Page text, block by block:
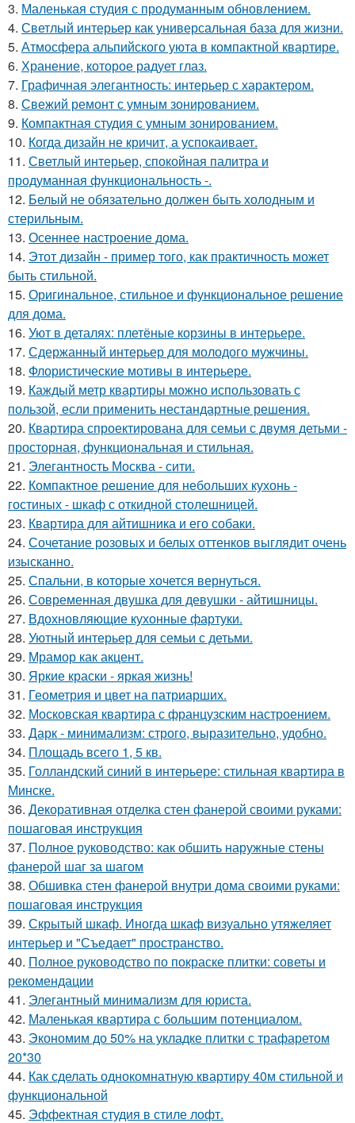
3. Маленькая студия с продуманным обновлением.
4. Светлый интерьер как универсальная база для жизни.
5. Атмосфера альпийского уюта в компактной квартире.
6. Хранение, которое радует глаз.
7. Графичная элегантность: интерьер с характером.
8. Свежий ремонт с умным зонированием.
9. Компактная студия с умным зонированием.
10. Когда дизайн не кричит, а успокаивает.
11. Светлый интерьер, спокойная палитра и
продуманная функциональность -.
12. Белый не обязательно должен быть холодным и
стерильным.
13. Осеннее настроение дома.
14. Этот дизайн - пример того, как практичность может
быть стильной.
15. Оригинальное, стильное и функциональное решение
для дома.
16. Уют в деталях: плетёные корзины в интерьере.
17. Сдержанный интерьер для молодого мужчины.
18. Флористические мотивы в интерьере.
19. Каждый метр квартиры можно использовать с
пользой, если применить нестандартные решения.
20. Квартира спроектирована для семьи с двумя детьми -
просторная, функциональная и стильная.
21. Элегантность Москва - сити.
22. Компактное решение для небольших кухонь -
гостиных - шкаф с откидной столешницей.
23. Квартира для айтишника и его собаки.
24. Сочетание розовых и белых оттенков выглядит очень
изысканно.
25. Спальни, в которые хочется вернуться.
26. Современная двушка для девушки - айтишницы.
27. Вдохновляющие кухонные фартуки.
28. Уютный интерьер для семьи с детьми.
29. Мрамор как акцент.
30. Яркие краски - яркая жизнь!
31. Геометрия и цвет на патриарших.
32. Московская квартира с французским настроением.
33. Дарк - минимализм: строго, выразительно, удобно.
34. Площадь всего 1, 5 кв.
35. Голландский синий в интерьере: стильная квартира в
Минске.
36. Декоративная отделка стен фанерой своими руками:
пошаговая инструкция
37. Полное руководство: как обшить наружные стены
фанерой шаг за шагом
38. Обшивка стен фанерой внутри дома своими руками:
пошаговая инструкция
39. Скрытый шкаф. Иногда шкаф визуально утяжеляет
интерьер и "Съедает" пространство.
40. Полное руководство по покраске плитки: советы и
рекомендации
41. Элегантный минимализм для юриста.
42. Маленькая квартира с большим потенциалом.
43. Экономим до 50% на укладке плитки с трафаретом
20*30
44. Как сделать однокомнатную квартиру 40м стильной и
функциональной
45. Эффектная студия в стиле лофт.